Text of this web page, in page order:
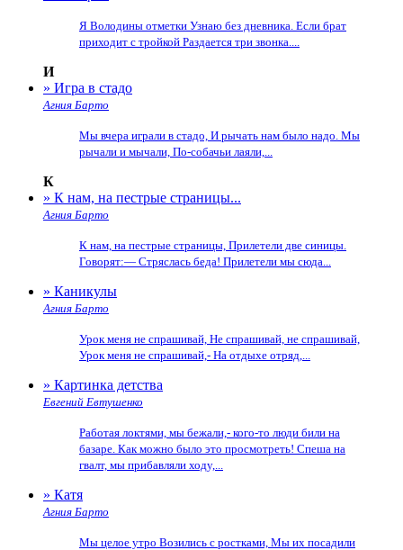
Я Володины отметки Узнаю без дневника. Если брат
приходит с тройкой Раздается три звонка....
И
» Игра в стадо
Агния Барто
Мы вчера играли в стадо, И рычать нам было надо. Мы
рычали и мычали, По-собачьи лаяли,...
К
» К нам, на пестрые страницы...
Агния Барто
К нам, на пестрые страницы, Прилетели две синицы.
Говорят:— Стряслась беда! Прилетели мы сюда...
» Каникулы
Агния Барто
Урок меня не спрашивай, Не спрашивай, не спрашивай,
Урок меня не спрашивай,- На отдыхе отряд,...
» Картинка детства
Евгений Евтушенко
Работая локтями, мы бежали,- кого-то люди били на
базаре. Как можно было это просмотреть! Спеша на
гвалт, мы прибавляли ходу,...
» Катя
Агния Барто
Мы целое утро Возились с ростками, Мы их посадили